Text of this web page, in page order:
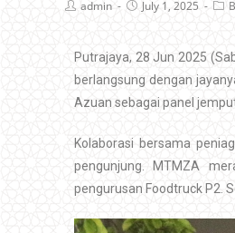
admin July 1, 2025
Putrajaya, 28 Jun 2025
berlangsung dengan
Azuan sebagai panel
Kolaborasi bersama
pengunjung. MTMZA
pengurusan Foodtruck P2.